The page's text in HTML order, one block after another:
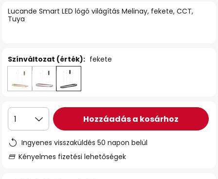
Lucande Smart LED lógó világítás Melinay, fekete, CCT,
Tuya
Színváltozat (érték): fekete
1 Hozzáadás a kosárhoz
Ingyenes visszaküldés 50 napon belül
Kényelmes fizetési lehetőségek